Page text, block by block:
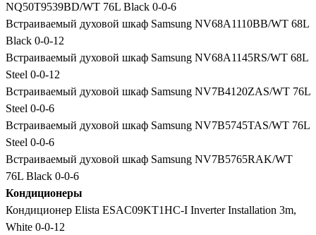
NQ50T9539BD/WT 76L Black 0-0-6
Встраиваемый духовой шкаф Samsung NV68A1110BB/WT 68L
Black 0-0-12
Встраиваемый духовой шкаф Samsung NV68A1145RS/WT 68L
Steel 0-0-12
Встраиваемый духовой шкаф Samsung NV7B4120ZAS/WT 76L
Steel 0-0-6
Встраиваемый духовой шкаф Samsung NV7B5745TAS/WT 76L
Steel 0-0-6
Встраиваемый духовой шкаф Samsung NV7B5765RAK/WT
76L Black 0-0-6
Кондиционеры
Кондиционер Elista ESAC09KT1HC-I Inverter Installation 3m,
White 0-0-12